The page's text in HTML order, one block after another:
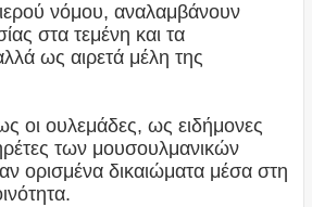
νόμου, αναλαμβάνουν
στα τεμένη και τα
ως αιρετά μέλη της
οι ουλεμάδες, ως ειδήμονες
των μουσουλμανικών
ορισμένα δικαιώματα μέσα στη